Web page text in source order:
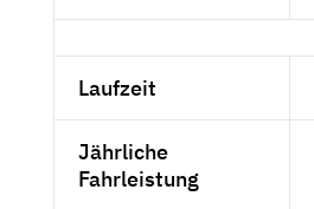
Laufzeit
Jährliche
Fahrleistung